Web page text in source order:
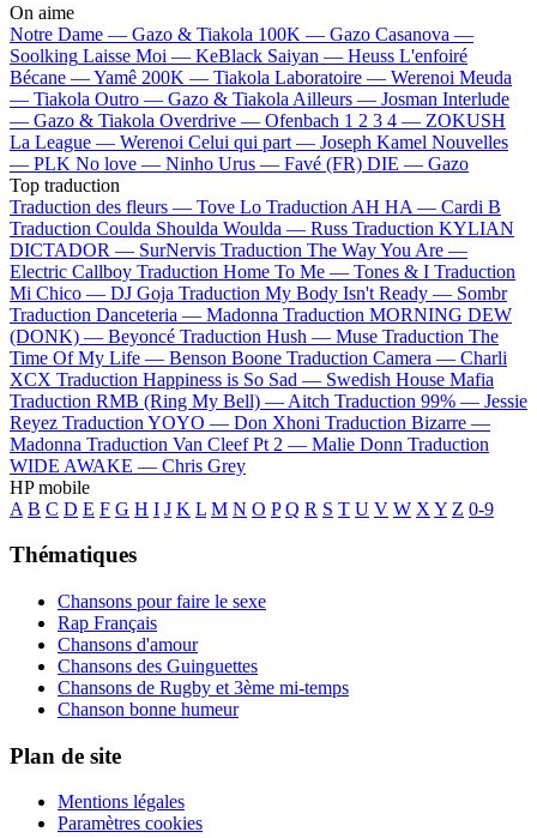
On aime
Notre Dame — Gazo & Tiakola 100K — Gazo Casanova —
Soolking Laisse Moi — KeBlack Saiyan — Heuss L'enfoiré
Bécane —Yamê 200K — Tiakola Laboratoire — Werenoi Meuda
— Tiakola Outro — Gazo & Tiakola Ailleurs — Josman Interlude
— Gazo & Tiakola Overdrive — Ofenbach 1 2 3 4 — ZOKUSH
La League — Werenoi Celui qui part — Joseph Kamel Nouvelles
— PLK No love — Ninho Urus — Favé (FR) DIE — Gazo
Top traduction
Traduction des fleurs — Tove Lo Traduction AH HA — Cardi B
Traduction Coulda Shoulda Woulda — Russ Traduction KYLIAN
DICTADOR — SurNervis Traduction The Way You Are —
Electric Callboy Traduction Home To Me — Tones & I Traduction
Mi Chico — DJ Goja Traduction My Body Isn't Ready — Sombr
Traduction Danceteria — Madonna Traduction MORNING DEW
(DONK) — Beyoncé Traduction Hush — Muse Traduction The
Time Of My Life — Benson Boone Traduction Camera — Charli
XCX Traduction Happiness is So Sad — Swedish House Mafia
Traduction RMB (Ring My Bell) — Aitch Traduction 99% — Jessie
Reyez Traduction YOYO — Don Xhoni Traduction Bizarre —
Madonna Traduction Van Cleef Pt 2 — Malie Donn Traduction
WIDE AWAKE — Chris Grey
HP mobile
A B C D E F G H I J K L M N O P Q R S T U V W X Y Z 0-9
Thématiques
Chansons pour faire le sexe
Rap Français
Chansons d'amour
Chansons des Guinguettes
Chansons de Rugby et 3ème mi-temps
Chanson bonne humeur
Plan de site
Mentions légales
Paramètres cookies